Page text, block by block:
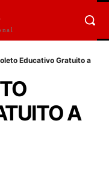
Educativo Gratuito a
A